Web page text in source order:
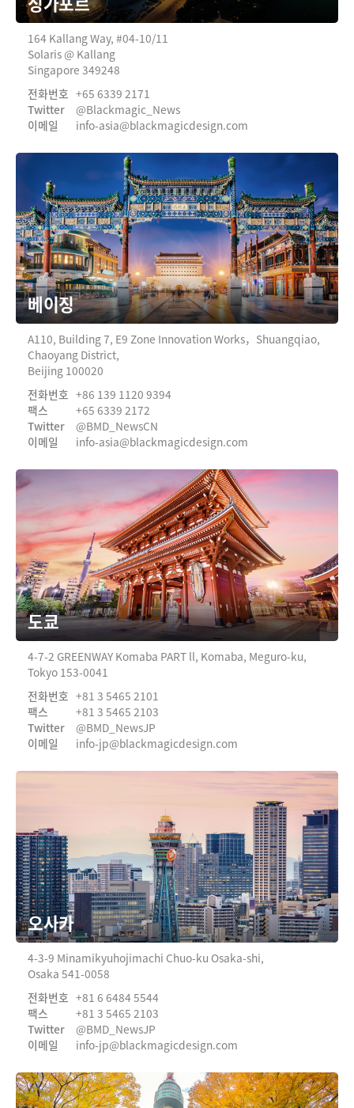
164 Kallang Way, #04-10/11
Solaris @ Kallang
Singapore 349248
전화번호
Twitter
이메일
+65 6339 2171
@Blackmagic_News
info-asia@blackmagicdesign.com
베이징
A110, Building 7, E9 Zone Innovation Works， Shuangqiao,
Chaoyang District,
Beijing 100020
전화번호
팩스
Twitter
이메일
+86 139 1120 9394
+65 6339 2172
@BMD_NewsCN
info-asia@blackmagicdesign.com
도쿄
4‑7‑2 GREENWAY Komaba PART ll, Komaba, Meguro‑ku,
Tokyo 153‑0041
전화번호
팩스
Twitter
이메일
+81 3 5465 2101
+81 3 5465 2103
@BMD_NewsJP
info-jp@blackmagicdesign.com
오사카
4‑3‑9 Minamikyuhojimachi Chuo‑ku Osaka‑shi,
Osaka 541‑0058
전화번호
팩스
Twitter
이메일
+81 6 6484 5544
+81 3 5465 2103
@BMD_NewsJP
info-jp@blackmagicdesign.com